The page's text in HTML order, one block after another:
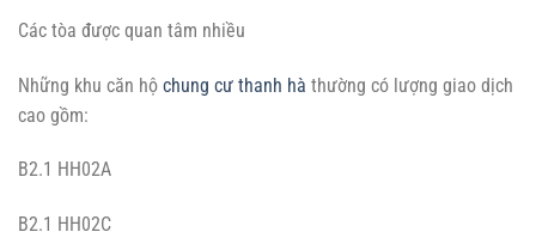
Các tòa được quan tâm nhiều
Những khu căn hộ chung cư thanh hà thường có lượng giao dịch
cao gồm:
B2.1 HH02A
B2.1 HH02C